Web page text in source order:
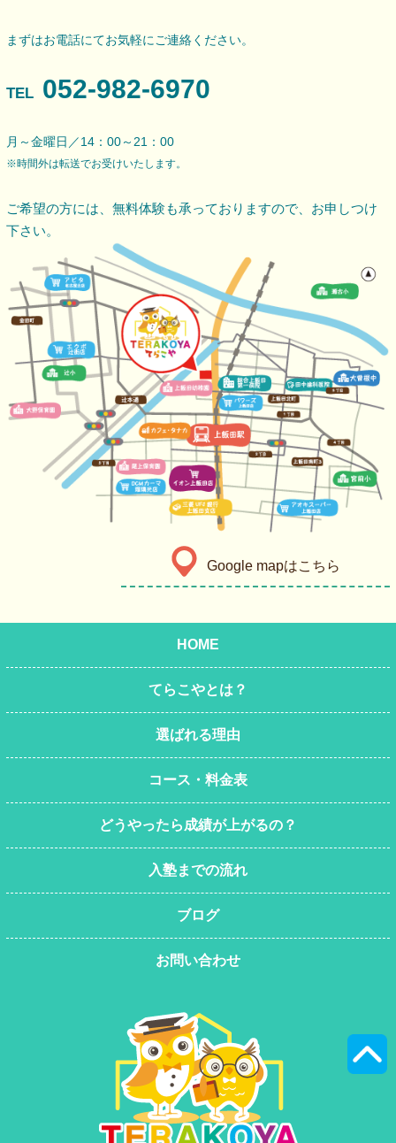
まずはお電話にてお気軽にご連絡ください。
TEL 052-982-6970
月～金曜日／14：00～21：00
※時間外は転送でお受けいたします。
ご希望の方には、無料体験も承っておりますので、 お申しつけ
下さい。
Google mapはこちら
HOME
てらこやとは？
選ばれる理由
コース・料金表
どうやったら成績が上がるの？
入塾までの流れ
ブログ
お問い合わせ